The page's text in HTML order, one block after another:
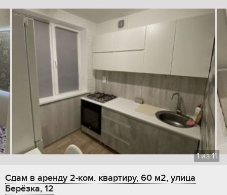
1из11
Сдам в аренду 2-ком. квартиру, 60 м2, улица
Берёзка, 12